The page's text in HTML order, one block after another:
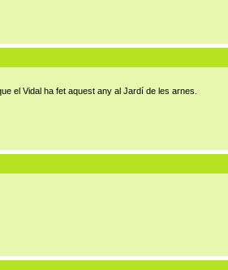
el Vidal ha fet aquest any al Jardí de les arnes.